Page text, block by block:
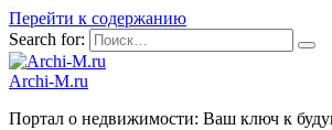
Перейти к содержанию
Search for:
Archi-M.ru
Портал о недвижимости: Ваш ключ к